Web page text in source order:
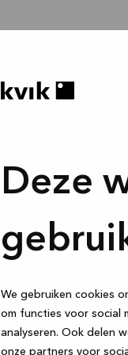
Deze
We gebruiken cookies
om functies voor social
analyseren. Ook delen
onze partners voor